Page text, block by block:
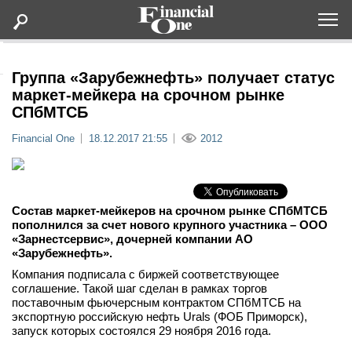
Статьи
Мероприятия
Новости
Интервью
Группа «Зарубежнефть» получает статус
маркет-мейкера на срочном рынке
СПбМТСБ
Financial One 18.12.2017 21:55 2012
Состав маркет-мейкеров на срочном рынке СПбМТСБ
пополнился за счет нового крупного участника – ООО
«Зарнестсервис», дочерней компании АО
«Зарубежнефть».
Компания подписала с биржей соответствующее
соглашение. Такой шаг сделан в рамках торгов
поставочным фьючерсным контрактом СПбМТСБ на
экспортную российскую нефть Urals (ФОБ Приморск),
запуск которых состоялся 29 ноября 2016 года.